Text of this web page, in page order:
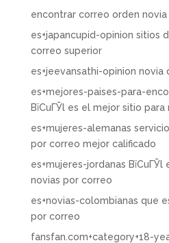
encontrar correo orden novia
es+japancupid-opinion sitios
correo superior
es+jeevansathi-opinion
es+mejores-paises-para-
ВїCuГЎl es el mejor sitio
es+mujeres-alemanas
por correo mejor calificado
es+mujeres-jordanas
novias por correo
es+novias-colombianas que
por correo
fansfan.com+category+18-